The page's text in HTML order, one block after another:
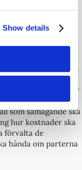
Show details
är
immateriella
redan från början
ska hanteras.
I vissa
av parterna innehar
rätt att nyttja den
som samägande ska
hur kostnader ska
förvalta de
hända om parterna